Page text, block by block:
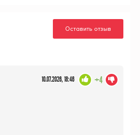
Оставить отзыв
10.07.2026, 18:46 +4